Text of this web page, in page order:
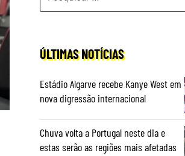
POR:
ÚLTIMAS NOTÍCIAS
Estádio Algarve recebe Kanye West em
nova digressão internacional
Chuva volta a Portugal neste dia e
estas serão as regiões mais afetadas